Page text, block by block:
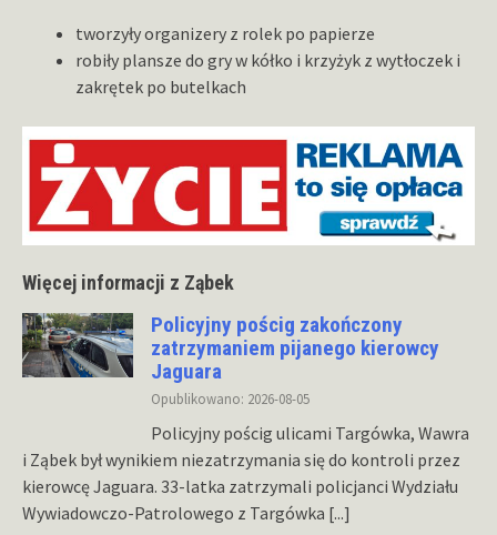
tworzyły organizery z rolek po papierze
robiły plansze do gry w kółko i krzyżyk z wytłoczek i
zakrętek po butelkach
Więcej informacji z Ząbek
Policyjny pościg zakończony
zatrzymaniem pijanego kierowcy
Jaguara
Opublikowano: 2026-08-05
Policyjny pościg ulicami Targówka, Wawra
i Ząbek był wynikiem niezatrzymania się do kontroli przez
kierowcę Jaguara. 33-latka zatrzymali policjanci Wydziału
Wywiadowczo-Patrolowego z Targówka [...]